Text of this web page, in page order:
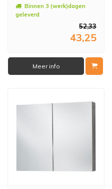
Binnen 3 (werk)dagen
geleverd
52,33
43,25
Meer info